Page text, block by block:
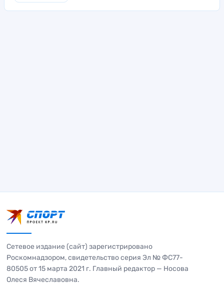
Сетевое издание (сайт) зарегистрировано
Роскомнадзором, свидетельство серия Эл № ФС77-
80505 от 15 марта 2021 г. Главный редактор — Носова
Олеся Вячеславовна.